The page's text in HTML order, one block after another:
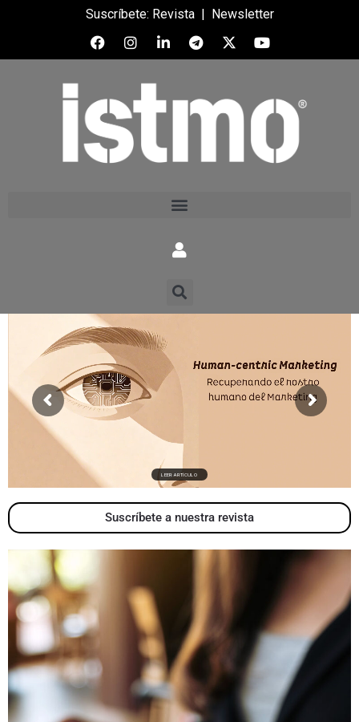
Suscríbete: Revista| Newsletter
LEER ARTÍCULO
Suscríbete a nuestra revista